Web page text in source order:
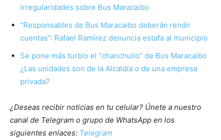
irregularidades sobre Bus Maracaibo
“Responsables de Bus Maracaibo deberán rendir
cuentas”: Rafael Ramírez denuncia estafa al municipio
Se pone más turbio el “chanchullo” de Bus Maracaibo
¿Las unidades son de la Alcaldía o de una empresa
privada?
¿Deseas recibir noticias en tu celular? Únete a nuestro
canal de Telegram o grupo de WhatsApp en los
siguientes enlaces: Telegram